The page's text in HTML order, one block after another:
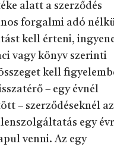
alatt a szerződés
forgalmi adó
kell érteni,
vagy könyv szerinti
kell
– egy évnél
– szerződéseknél az
egy
venni. Az egy